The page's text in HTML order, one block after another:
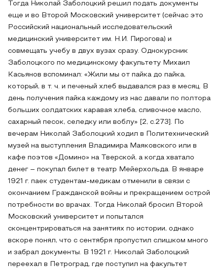
Тогда Николай Заболоцкий решил подать документы
еще и во Второй Московский университет (сейчас это
Российский национальный исследовательский
медицинский университет им. Н.И. Пирогова) и
совмещать учебу в двух вузах сразу. Однокурсник
Заболоцкого по медицинскому факультету Михаил
Касьянов вспоминал: «Жили мы от пайка до пайка,
который, в т. ч. и печеный хлеб выдавался раз в месяц. В
день получения пайка каждому из нас давали по полтора
больших солдатских каравая хлеба, сливочное масло,
сахарный песок, селедку или воблу» [2, c.273]. По
вечерам Николай Заболоцкий ходил в Политехнический
музей на выступления Владимира Маяковского или в
кафе поэтов «Домино» на Тверской, а когда хватало
денег – покупал билет в театр Мейерхольда. В январе
1921 г. паек студентам-медикам отменили в связи с
окончанием Гражданской войны и прекращением острой
потребности во врачах. Тогда Николай бросил Второй
Московский университет и попытался
сконцентрироваться на занятиях по истории, однако
вскоре понял, что с сентября пропустил слишком много
и забрал документы. В 1921 г. Николай Заболоцкий
переехал в Петроград, где поступил на факультет